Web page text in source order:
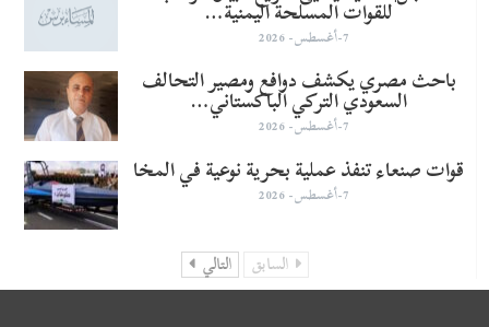
للقوات المسلحة اليمنية…
7-أغسطس- 2026
باحث مصري يكشف دوافع ومصير التحالف
السعودي التركي الباكستاني…
7-أغسطس- 2026
قوات صنعاء تنفذ عملية بحرية نوعية في المخا
7-أغسطس- 2026
السابق التالي